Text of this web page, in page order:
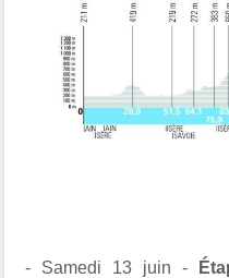
- Samedi 13 juin -